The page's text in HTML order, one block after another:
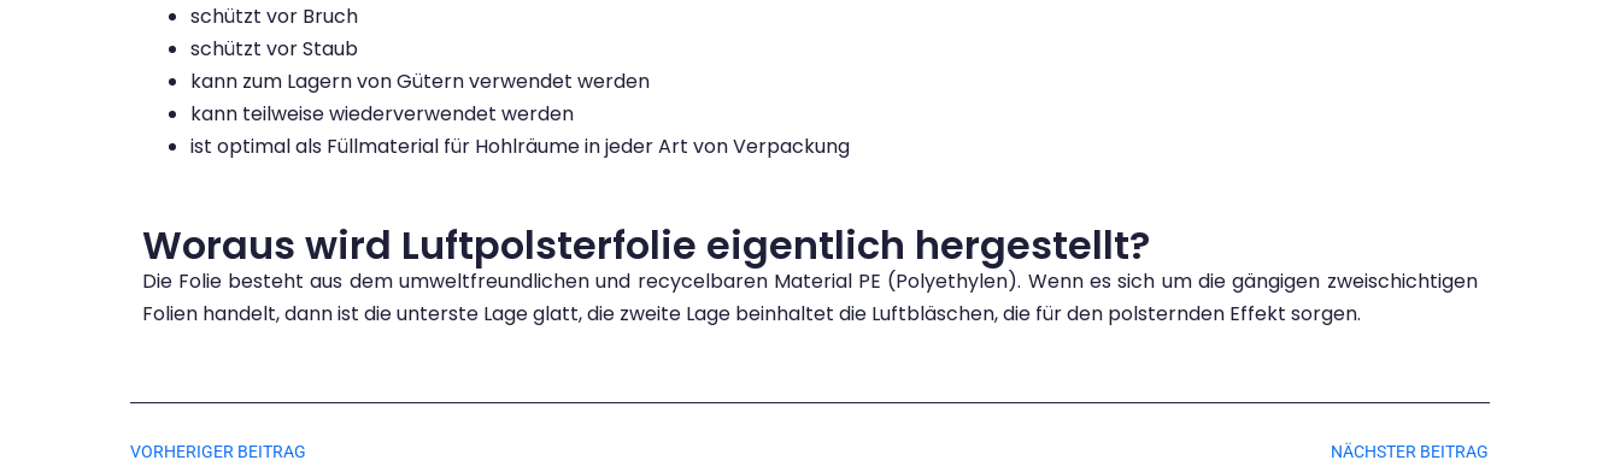
schützt vor Bruch
schützt vor Staub
kann zum Lagern von Gütern verwendet werden
kann teilweise wiederverwendet werden
ist optimal als Füllmaterial für Hohlräume in jeder Art von Verpackung
Woraus wird Luftpolsterfolie eigentlich hergestellt?
Die Folie besteht aus dem umweltfreundlichen und recycelbaren Material PE (Polyethylen). Wenn es sich um die gängigen zweischichtigen
Folien handelt, dann ist die unterste Lage glatt, die zweite Lage beinhaltet die Luftbläschen, die für den polsternden Effekt sorgen.
VORHERIGER BEITRAG NÄCHSTER BEITRAG